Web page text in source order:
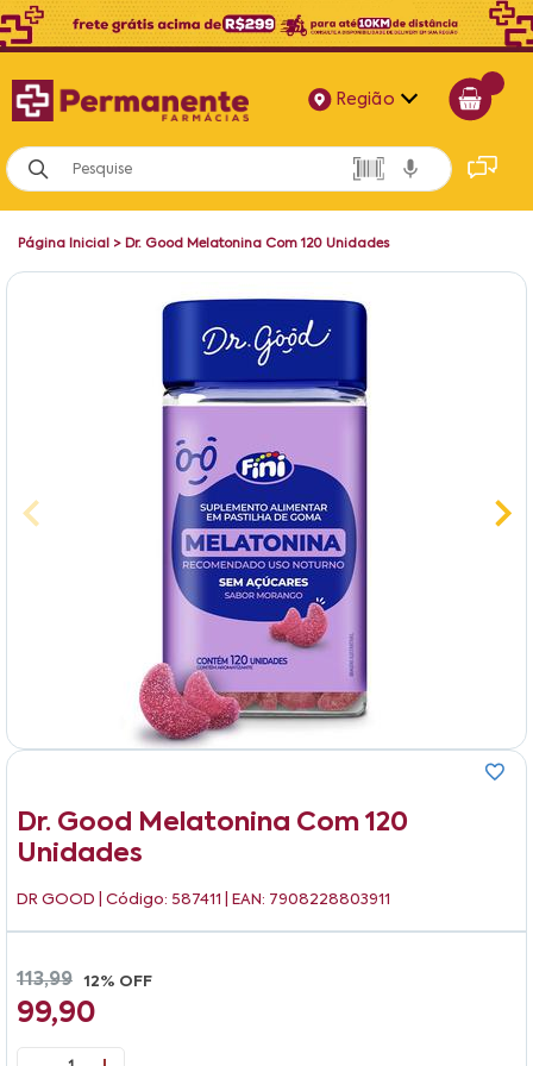
Região
Alagoas
Bahia
Pernambuco
Página Inicial > Dr. Good Melatonina Com 120 Unidades
Dr. Good Melatonina Com 120
Unidades
DR GOOD | Código: 587411 | EAN: 7908228803911
113,99 12% OFF
99,90